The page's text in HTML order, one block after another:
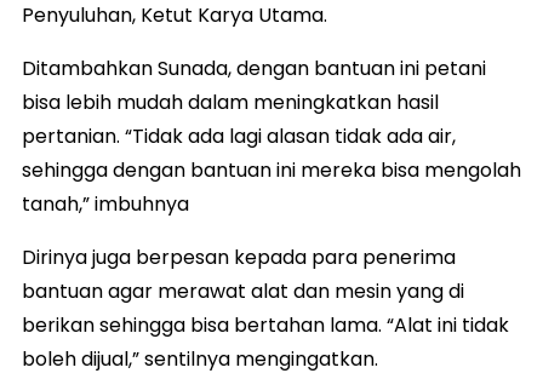
Penyuluhan, Ketut Karya Utama.
Ditambahkan Sunada, dengan bantuan ini petani
bisa lebih mudah dalam meningkatkan hasil
pertanian. “Tidak ada lagi alasan tidak ada air,
sehingga dengan bantuan ini mereka bisa mengolah
tanah,” imbuhnya
Dirinya juga berpesan kepada para penerima
bantuan agar merawat alat dan mesin yang di
berikan sehingga bisa bertahan lama. “Alat ini tidak
boleh dijual,” sentilnya mengingatkan.